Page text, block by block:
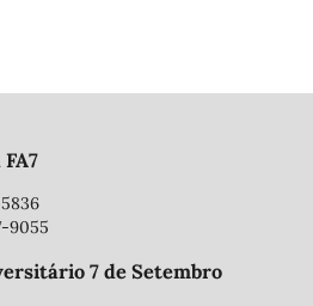
9055
7 de Setembro